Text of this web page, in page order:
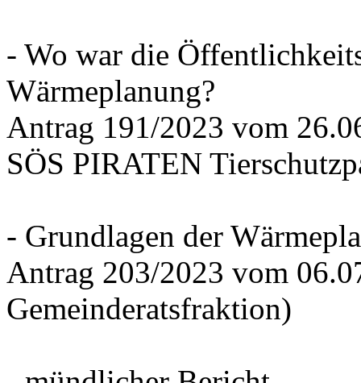
- Wo war die
Wärmeplanung?
Antrag 191/2023 vom
SÖS PIRATEN
- Grundlagen der
Antrag 203/2023 vom
Gemeinderatsfraktion)